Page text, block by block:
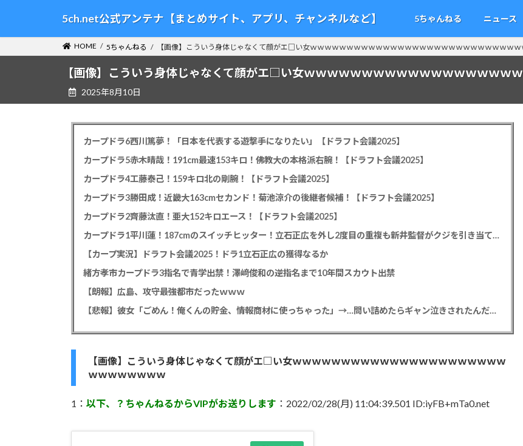
テ
ゲ
5ch.net公式アンテナ【まとめサイト、アプリ、チャンネルなど】 5ちゃんねる ニュース
HOME 5ちゃんねる 【画像】こういう身体じゃなくて顔がエ□い女ｗｗｗｗｗｗｗｗｗｗｗｗｗｗｗｗｗｗｗｗｗｗｗｗｗｗｗｗｗ
【画像】こういう身体じゃなくて顔がエ□い女ｗｗｗｗｗｗｗｗｗｗｗｗｗｗｗｗｗｗ
2025年8月10日
カープドラ6西川篤夢！「日本を代表する遊撃手になりたい」【ドラフト会議2025】
カープドラ5赤木晴哉！191cm最速153キロ！佛教大の本格派右腕！【ドラフト会議2025】
カープドラ4工藤泰己！159キロ北の剛腕！【ドラフト会議2025】
カープドラ3勝田成！近畿大163cmセカンド！菊池涼介の後継者候補！【ドラフト会議2025】
カープドラ2齊藤汰直！亜大152キロエース！【ドラフト会議2025】
カープドラ1平川蓮！187cmのスイッチヒッター！立石正広を外し2度目の重複も新井監督がクジを引き当てる！【ドラフト会議2025】
【カープ実況】ドラフト会議2025！ドラ1立石正広の獲得なるか
緒方孝市カープドラ3指名で青学出禁！澤﨑俊和の逆指名まで10年間スカウト出禁
【朗報】広島、攻守最強都市だったｗｗｗ
【悲報】彼女「ごめん！俺くんの貯金、情報商材に使っちゃった」→…問い詰めたらギャン泣きされたんだが俺が悪いのか？
【画像】こういう身体じゃなくて顔がエ□い女ｗｗｗｗｗｗｗｗｗｗｗｗｗｗｗｗｗｗｗｗｗｗ
ｗｗｗｗｗｗｗｗ
1： 以下、？ちゃんねるからVIPがお送りします ：2022/02/28(月) 11:04:39.501 ID:iyFB+mTa0.net